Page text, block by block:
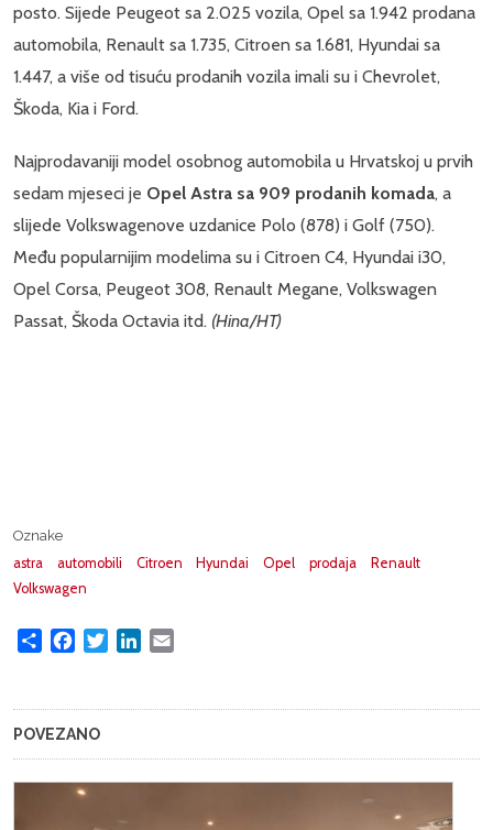
posto. Sijede Peugeot sa 2.025 vozila, Opel sa 1.942 prodana
automobila, Renault sa 1.735, Citroen sa 1.681, Hyundai sa
1.447, a više od tisuću prodanih vozila imali su i Chevrolet,
Škoda, Kia i Ford.
Najprodavaniji model osobnog automobila u Hrvatskoj u prvih
sedam mjeseci je Opel Astra sa 909 prodanih komada, a
slijede Volkswagenove uzdanice Polo (878) i Golf (750).
Među popularnijim modelima su i Citroen C4, Hyundai i30,
Opel Corsa, Peugeot 308, Renault Megane, Volkswagen
Passat, Škoda Octavia itd. (Hina/HT)
Oznake
astra
automobili Citroen Hyundai Opel prodaja
Renault
Volkswagen
Share FacebookTwitterLinkedIn
POVEZANO